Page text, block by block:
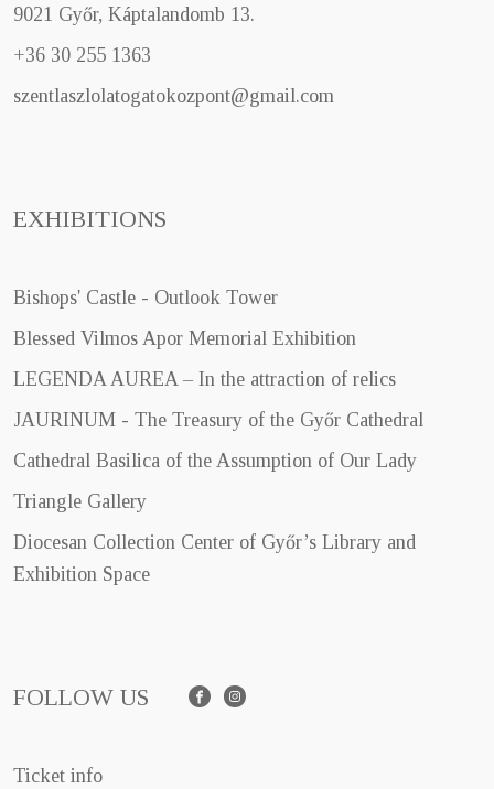
9021 Győr, Káptalandomb 13.
+36 30 255 1363
szentlaszlolatogatokozpont@gmail.com
EXHIBITIONS
Bishops' Castle - Outlook Tower
Blessed Vilmos Apor Memorial Exhibition
LEGENDA AUREA – In the attraction of relics
JAURINUM - The Treasury of the Győr Cathedral
Cathedral Basilica of the Assumption of Our Lady
Triangle Gallery
Diocesan Collection Center of Győr’s Library and
Exhibition Space
FOLLOW US FacebookInstagram
Ticket info